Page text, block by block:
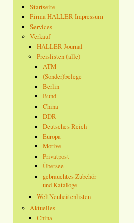
Startseite
Firma HALLER Impressum
Services
Verkauf
HALLER Journal
Preislisten (alle)
ATM
(Sonder)belege
Berlin
Bund
China
DDR
Deutsches Reich
Europa
Motive
Privatpost
Übersee
gebrauchtes Zubehör
und Kataloge
WeltNeuheitenlisten
Aktuelles
China